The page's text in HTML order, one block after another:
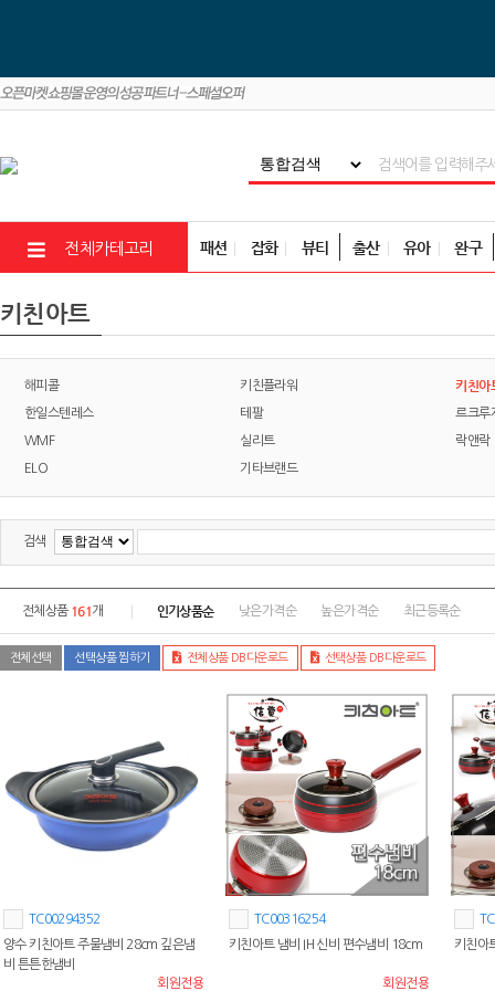
전체카테고리 패션 잡화 뷰티 출산 유아 완구
키친아트
해피콜 키친플라워 키친아
한일스텐레스 테팔 르크루
WMF 실리트 락앤락
ELO 기타브랜드
검색
전체상품 161개 인기상품순 낮은가격순 높은가격순 최근등록순
전체선택 선택상품 찜하기 전체상품 DB다운로드 선택상품 DB다운로드
TC00294352
양수 키친아트 주물냄비 28cm 깊은냄
비 튼튼한냄비
회원전용
TC00316254
키친아트 냄비 IH 신비 편수냄비 18cm
회원전용
키친아